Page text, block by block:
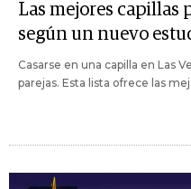
Las mejores capillas
según un nuevo
Casarse en una capilla en Las
parejas. Esta lista ofrece las